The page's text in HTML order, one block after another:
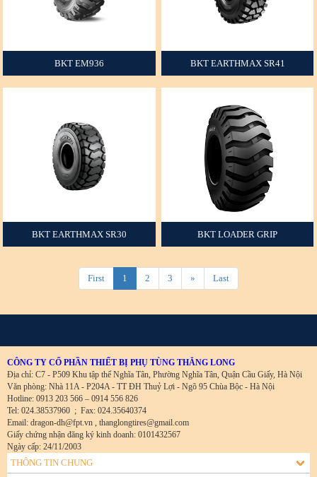
BKT EM936
+
BKT EARTHMAX SR41
+
BKT EARTHMAX SR30 BKT LOADER GRIP
First
1 2 3 » Last
CÔNG TY CỔ PHẦN THIẾT BỊ PHỤ TÙNG THĂNG LONG
Địa chỉ: C7 - P509 Khu tập thể Nghĩa Tân, Phường Nghĩa Tân, Quận Cầu Giấy, Hà Nội
Văn phòng: Nhà 11A - P204A - TT ĐH Thuỷ Lợi - Ngõ 95 Chùa Bộc - Hà Nội
Hotline: 0913 203 566 – 0914 556 826
Tel: 024.38537960 ; Fax: 024.35640374
Email: dragon-dh@fpt.vn , thanglongtires@gmail.com
Giấy chứng nhận đăng ký kinh doanh: 0101432567
Ngày cấp: 24/11/2003
THÔNG TIN CHUNG